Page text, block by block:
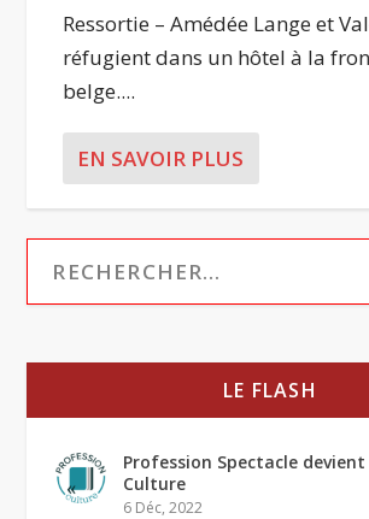
Ressortie – Amédée Lange et
réfugient dans un hôtel à la
belge....
EN SAVOIR PLUS
LE FLASH
Profession Spectacle
Culture
6 Déc, 2022